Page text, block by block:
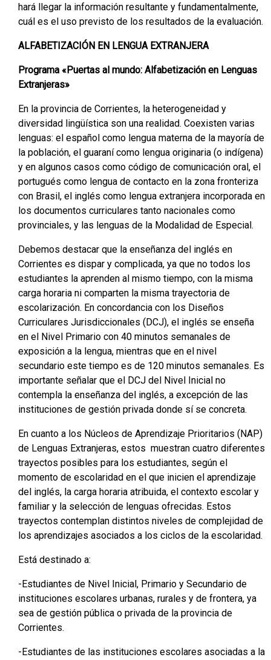
hará llegar la información resultante y fundamentalmente,
cuál es el uso previsto de los resultados de la evaluación.
ALFABETIZACIÓN EN LENGUA EXTRANJERA
Programa «Puertas al mundo: Alfabetización en Lenguas
Extranjeras»
En la provincia de Corrientes, la heterogeneidad y
diversidad lingüística son una realidad. Coexisten varias
lenguas: el español como lengua materna de la mayoría de
la población, el guaraní como lengua originaria (o indígena)
y en algunos casos como código de comunicación oral, el
portugués como lengua de contacto en la zona fronteriza
con Brasil, el inglés como lengua extranjera incorporada en
los documentos curriculares tanto nacionales como
provinciales, y las lenguas de la Modalidad de Especial.
Debemos destacar que la enseñanza del inglés en
Corrientes es dispar y complicada, ya que no todos los
estudiantes la aprenden al mismo tiempo, con la misma
carga horaria ni comparten la misma trayectoria de
escolarización. En concordancia con los Diseños
Curriculares Jurisdiccionales (DCJ), el inglés se enseña
en el Nivel Primario con 40 minutos semanales de
exposición a la lengua, mientras que en el nivel
secundario este tiempo es de 120 minutos semanales. Es
importante señalar que el DCJ del Nivel Inicial no
contempla la enseñanza del inglés, a excepción de las
instituciones de gestión privada donde sí se concreta.
En cuanto a los Núcleos de Aprendizaje Prioritarios (NAP)
de Lenguas Extranjeras, estos muestran cuatro diferentes
trayectos posibles para los estudiantes, según el
momento de escolaridad en el que inicien el aprendizaje
del inglés, la carga horaria atribuida, el contexto escolar y
familiar y la selección de lenguas ofrecidas. Estos
trayectos contemplan distintos niveles de complejidad de
los aprendizajes asociados a los ciclos de la escolaridad.
Está destinado a:
-Estudiantes de Nivel Inicial, Primario y Secundario de
instituciones escolares urbanas, rurales y de frontera, ya
sea de gestión pública o privada de la provincia de
Corrientes.
-Estudiantes de las instituciones escolares asociadas a la